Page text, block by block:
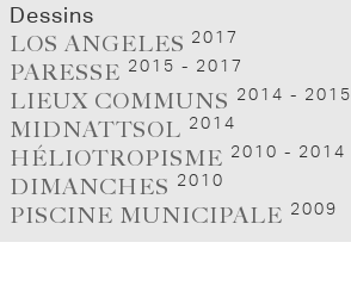
Dessins
LOS ANGELES 2017
PARESSE 2015 - 2017
LIEUX COMMUNS 2014 - 2015
MIDNATTSOL 2014
HÉLIOTROPISME 2010 - 2014
DIMANCHES 2010
PISCINE MUNICIPALE 2009